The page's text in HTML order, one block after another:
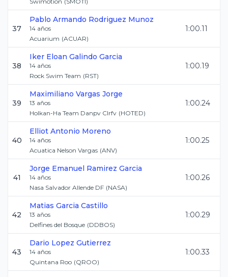
37
Pablo Armando Rodriguez Munoz
14 años
Acuarium (ACUAR)
1:00.11
38
Iker Eloan Galindo Garcia
14 años
Rock Swim Team (RST)
1:00.19
39
Maximiliano Vargas Jorge
13 años
Holkan-Ha Team Danpv Clrfv (HOTED)
1:00.24
40
Elliot Antonio Moreno
14 años
Acuatica Nelson Vargas (ANV)
1:00.25
41
Jorge Emanuel Ramirez Garcia
14 años
Nasa Salvador Allende DF (NASA)
1:00.26
42
Matias Garcia Castillo
13 años
Delfines del Bosque (DDBOS)
1:00.29
43
Dario Lopez Gutierrez
14 años
Quintana Roo (QROO)
1:00.33